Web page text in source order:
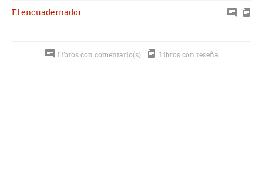
El encuadernador
Libros con comentario(s) Libros con reseña